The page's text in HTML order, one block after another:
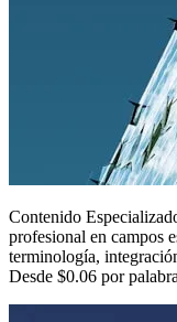
Contenido
profesional en campos
terminología,
Desde $0.06 por